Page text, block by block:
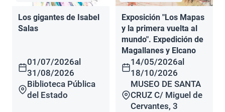
Los gigantes de Isabel
Salas
01/07/2026al
31/08/2026
Biblioteca Pública
del Estado
Exposición "Los Mapas
y la primera vuelta al
mundo". Expedición de
Magallanes y Elcano
14/05/2026al
18/10/2026
MUSEO DE SANTA
CRUZ C/ Miguel de
Cervantes, 3